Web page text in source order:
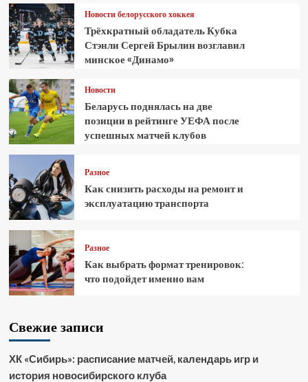
Новости белорусского хоккея
Трёхкратный обладатель Кубка
Стэнли Сергей Брылин возглавил
минское «Динамо»
Новости
Беларусь поднялась на две
позиции в рейтинге УЕФА после
успешных матчей клубов
Разное
Как снизить расходы на ремонт и
эксплуатацию транспорта
Разное
Как выбрать формат тренировок:
что подойдет именно вам
Свежие записи
ХК «Сибирь»: расписание матчей, календарь игр и
история новосибирского клуба